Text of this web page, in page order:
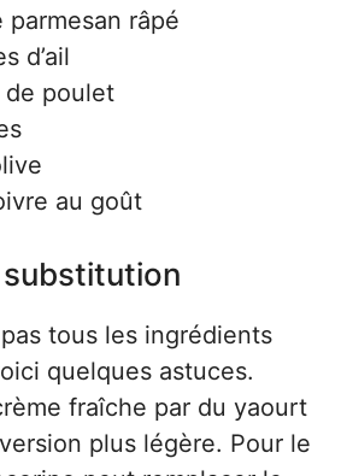
parmesan râpé
d’ail
de poulet
au goût
pas tous les ingrédients
quelques astuces.
fraîche par du yaourt
plus légère. Pour le